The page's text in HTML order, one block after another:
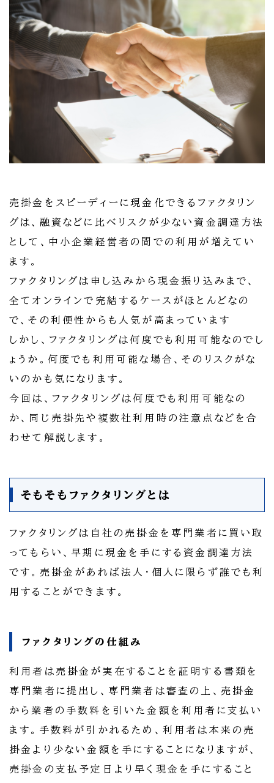
売掛金をスピーディーに現金化できるファクタリン
グは、融資などに比べリスクが少ない資金調達方法
として、中小企業経営者の間での利用が増えてい
ます。
ファクタリングは申し込みから現金振り込みまで、
全てオンラインで完結するケースがほとんどなの
で、その利便性からも人気が高まっています
しかし、ファクタリングは何度でも利用可能なのでし
ょうか。何度でも利用可能な場合、そのリスクがな
いのかも気になります。
今回は、ファクタリングは何度でも利用可能なの
か、同じ売掛先や複数社利用時の注意点などを合
わせて解説します。
そもそもファクタリングとは
ファクタリングは自社の売掛金を専門業者に買い取
ってもらい、早期に現金を手にする資金調達方法
です。売掛金があれば法人・個人に限らず誰でも利
用することができます。
ファクタリングの仕組み
利用者は売掛金が実在することを証明する書類を
専門業者に提出し、専門業者は審査の上、売掛金
から業者の手数料を引いた金額を利用者に支払い
ます。手数料が引かれるため、利用者は本来の売
掛金より少ない金額を手にすることになりますが、
売掛金の支払予定日より早く現金を手にすること